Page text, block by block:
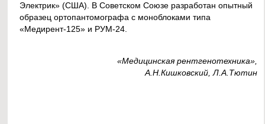
Электрик» (США). В Советском Союзе разработан опытный
образец ортопантомографа с моноблоками типа
«Медирент-125» и РУМ-24.
«Медицинская рентгенотехника»,
А.Н.Кишковский, Л.А.Тютин